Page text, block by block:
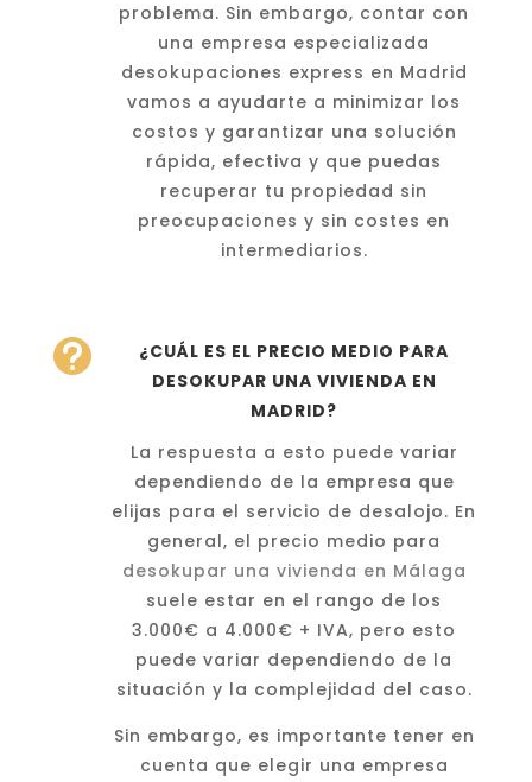
problema. Sin embargo, contar con
una empresa especializada
desokupaciones express en Madrid
vamos a ayudarte a minimizar los
costos y garantizar una solución
rápida, efectiva y que puedas
recuperar tu propiedad sin
preocupaciones y sin costes en
intermediarios.

¿CUÁL ES EL PRECIO MEDIO PARA
DESOKUPAR UNA VIVIENDA EN
MADRID?
La respuesta a esto puede variar
dependiendo de la empresa que
elijas para el servicio de desalojo. En
general, el precio medio para
desokupar una vivienda en Málaga
suele estar en el rango de los
3.000€ a 4.000€ + IVA, pero esto
puede variar dependiendo de la
situación y la complejidad del caso.
Sin embargo, es importante tener en
cuenta que elegir una empresa